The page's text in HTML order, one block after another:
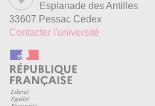
Esplanade des Antilles
33607 Pessac Cedex
Contacter l'université